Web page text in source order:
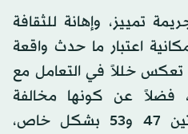
تمييز، وإهانة للثقافة
اعتبار ما حدث واقعة
تعكس خللاً في التعامل مع
فضلاً عن كونها مخالفة
صريحة للدستور، وللمادتين 47 و53 بشكل خاص،